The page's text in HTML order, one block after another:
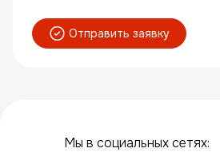
Отправить заявку
Мы в социальных сетях: